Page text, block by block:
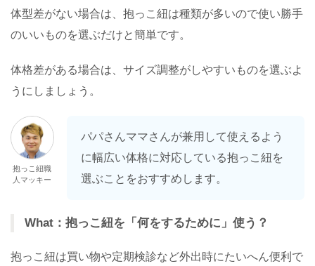
体型差がない場合は、抱っこ紐は種類が多いので使い勝手
のいいものを選ぶだけと簡単です。
体格差がある場合は、サイズ調整がしやすいものを選ぶよ
うにしましょう。
抱っこ紐職
人マッキー
パパさんママさんが兼用して使えるよう
に幅広い体格に対応している抱っこ紐を
選ぶことをおすすめします。
What：抱っこ紐を「何をするために」使う？
抱っこ紐は買い物や定期検診など外出時にたいへん便利で